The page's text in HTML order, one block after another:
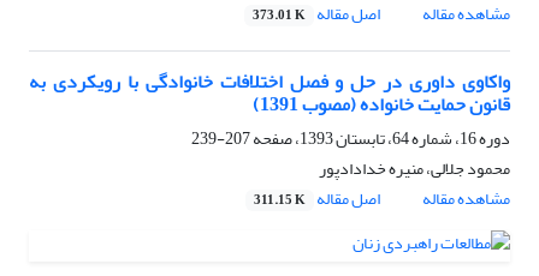
مشاهده مقاله
اصل مقاله 373.01 K
واکاوی داوری در حل و فصل اختلافات خانوادگی با رویکردی به
قانون حمایت خانواده (مصوب 1391)
دوره 16، شماره 64، تابستان 1393، صفحه
207-239
محمود جلالی، منیره خدادادپور
مشاهده مقاله
اصل مقاله 311.15 K